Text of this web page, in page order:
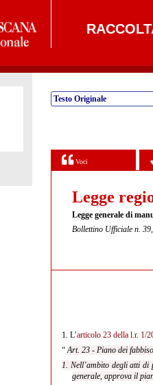
Testo Originale
Voci
Legge
Legge generale di
Bollettino Ufficiale n.
1. L’articolo 23 della l.r. 1/
“Art. 23 - Piano dei
1. Nell’ambito degli atti di
generale, approva il